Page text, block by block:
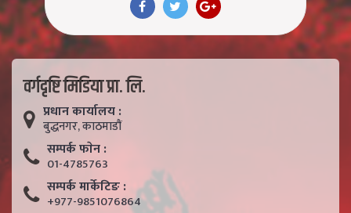
वर्गदृष्टि मिडिया प्रा. लि.
प्रधान कार्यालय :
बुद्धनगर, काठमाडाैं
सम्पर्क फाेन :
01-4785763
सम्पर्क मार्केटिङ :
+977-9851076864